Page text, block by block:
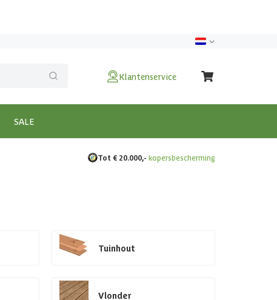
Klantenservice
SALE
Tot € 20.000,- kopersbescherming
Tuinhout
Vlonder